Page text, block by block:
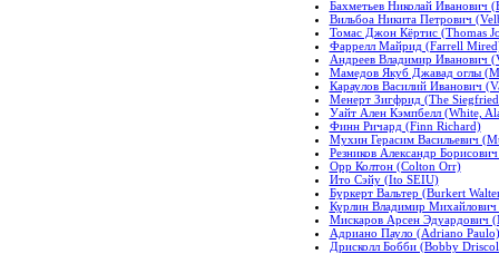
Бахметьев Николай
Вильбоа Никита Петрович
Томас Джон Кёртис (Thomas
Фаррелл Майрид (Farrell
Андреев Владимир Иванович
Мамедов Якуб Джавад оглы
Караулов Василий Иванович
Менерт Зигфрид (The
Уайт Ален Кэмпбелл (White,
Финн Ричард (Finn Richard)
Мухин Герасим Васильевич
Резников Александр
Орр Колтон (Colton Orr)
Ито Сэйу (Ito SEIU)
Буркерт Вальтер (Burkert
Курлин Владимир
Мискаров Арсен Эдуардович
Адриано Пауло (Adriano Paulo)
Дрисколл Бобби (Bobby